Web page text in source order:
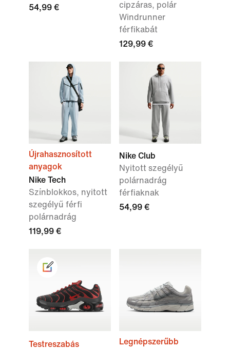
54,99 €
cipzáras, polár
Windrunner
férfikabát
129,99 €
Újrahasznosított
anyagok
Nike Tech
Színblokkos, nyitott
szegélyű férfi
polárnadrág
119,99 €
Nike Club
Nyitott szegélyű
polárnadrág
férfiaknak
54,99 €
Testreszabás
Legnépszerűbb